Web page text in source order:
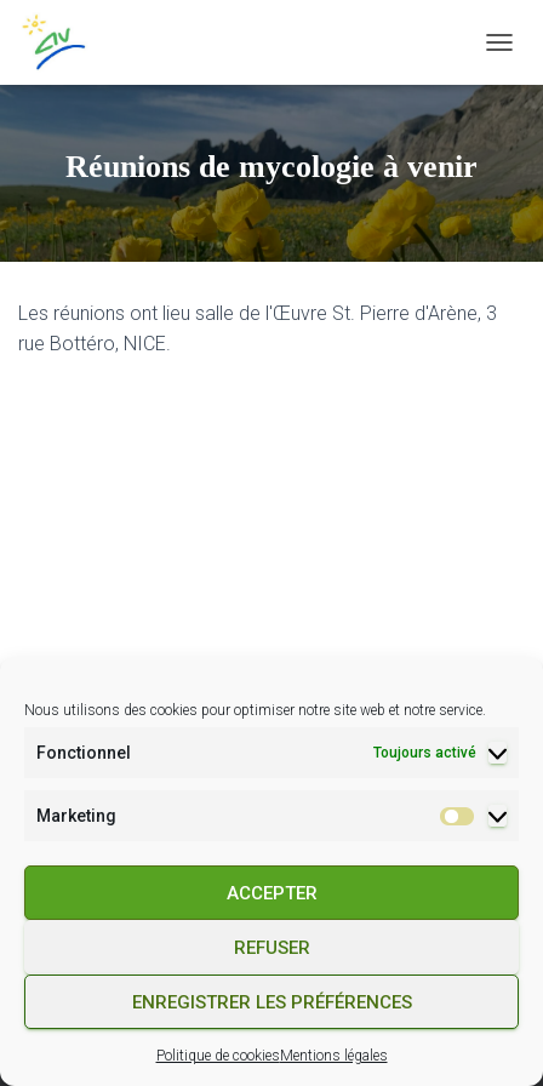
Nous utilisons des cookies pour optimiser notre site web et notre service.
Fonctionnel Toujours activé
Marketing
ACCEPTER
REFUSER
ENREGISTRER LES PRÉFÉRENCES
Politique de cookiesMentions légales
Réunions de mycologie à venir
Les réunions ont lieu salle de l'Œuvre St. Pierre d'Arène, 3
rue Bottéro, NICE.
POLITIQUE DE COOKIES (EU) CONDITIONS GÉNÉRALES
Hestia | Développé parThemeIsle